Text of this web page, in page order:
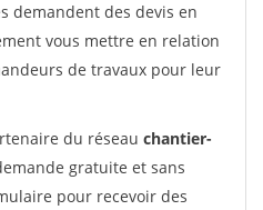
demandent des devis en
vous mettre en relation
de travaux pour leur
du réseau chantier-
gratuite et sans
pour recevoir des